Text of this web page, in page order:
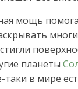
мощь
планеты
таки в мире